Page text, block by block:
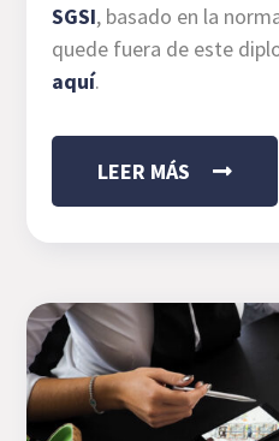
SGSI, basado en la
quede fuera de este
aquí.
LEER MÁS